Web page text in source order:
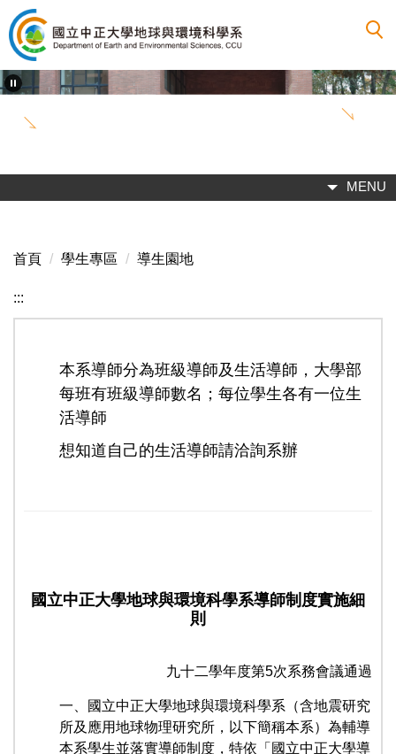
跳
到
主
要
內
MENU
首頁 學生專區 導生園地
:::
本系導師分為班級導師及生活導師，大學部
每班有班級導師數名；每位學生各有一位生
活導師
想知道自己的生活導師請洽詢系辦
國立中正大學地球與環境科學系導師制度實施細
則
九十二學年度第5次系務會議通過
一、國立中正大學地球與環境科學系（含地震研究
所及應用地球物理研究所，以下簡稱本系）為輔導
本系學生並落實導師制度，特依「國立中正大學導